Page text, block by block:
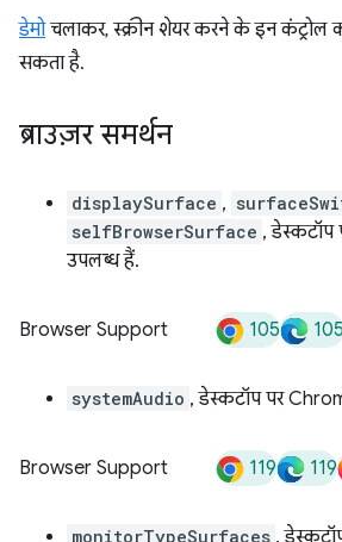
डेमोचलाकर, स्क्रीन शेयर करने के इन कंट्रोल
सकता है.
ब्राउज़र समर्थन
displaySurface ,
selfBrowserSurface , डेस्कटॉप
उपलब्ध हैं.
Browser Support 105
systemAudio , डेस्कटॉप पर
Browser Support 119 119
monitorTypeSurfaces